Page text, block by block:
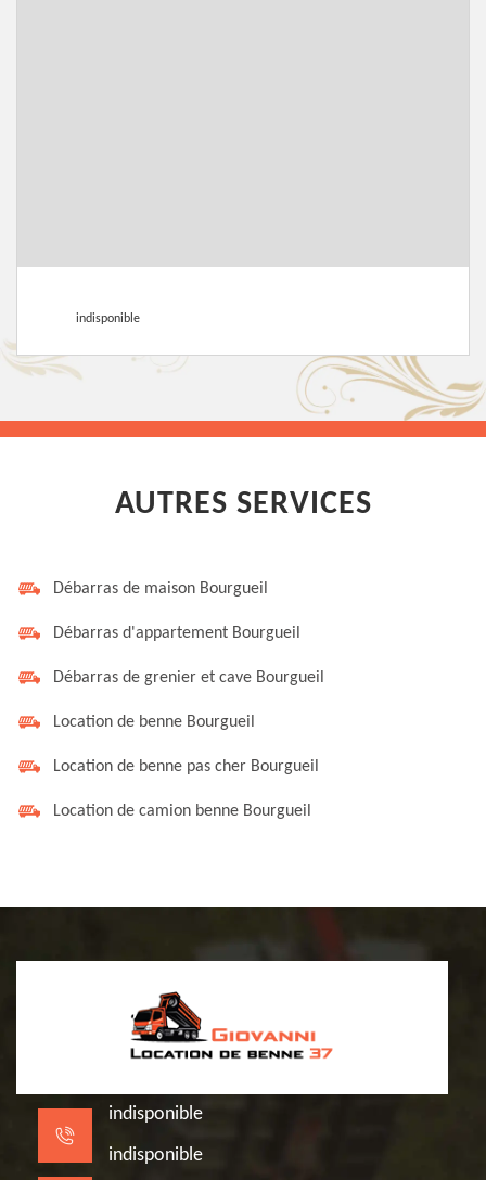
indisponible
AUTRES SERVICES
Débarras de maison Bourgueil
Débarras d'appartement Bourgueil
Débarras de grenier et cave Bourgueil
Location de benne Bourgueil
Location de benne pas cher Bourgueil
Location de camion benne Bourgueil
indisponible
indisponible